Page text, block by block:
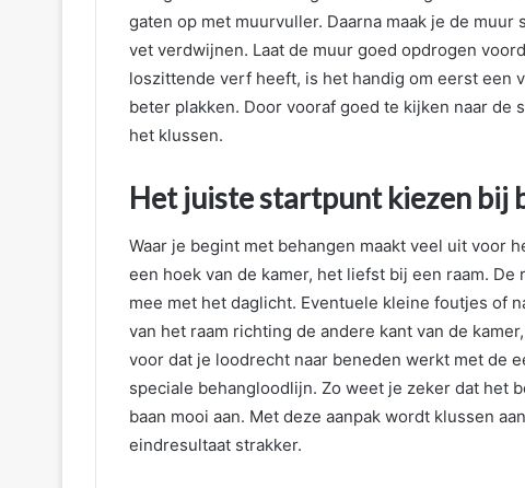
gaten op met muurvuller. Daarna maak je de
vet verdwijnen. Laat de muur goed opdrogen
loszittende verf heeft, is het handig om eerst een
beter plakken. Door vooraf goed te kijken naar de
het klussen.
Het juiste startpunt kiezen bij
Waar je begint met behangen maakt veel uit voor
een hoek van de kamer, het liefst bij een raam.
mee met het daglicht. Eventuele kleine foutjes of
van het raam richting de andere kant van de
voor dat je loodrecht naar beneden werkt met de
speciale behangloodlijn. Zo weet je zeker dat het
baan mooi aan. Met deze aanpak wordt klussen
eindresultaat strakker.